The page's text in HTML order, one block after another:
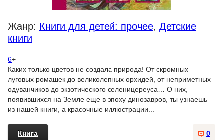
Жанр: Книги для детей: прочее, Детские
книги
6+
Каких только цветов не создала природа! От скромных
луговых ромашек до великолепных орхидей, от неприметных
одуванчиков до экзотического селеницереуса… О них,
появившихся на Земле еще в эпоху динозавров, ты узнаешь
из нашей книги, а красочные иллюстрации...
0
Книга